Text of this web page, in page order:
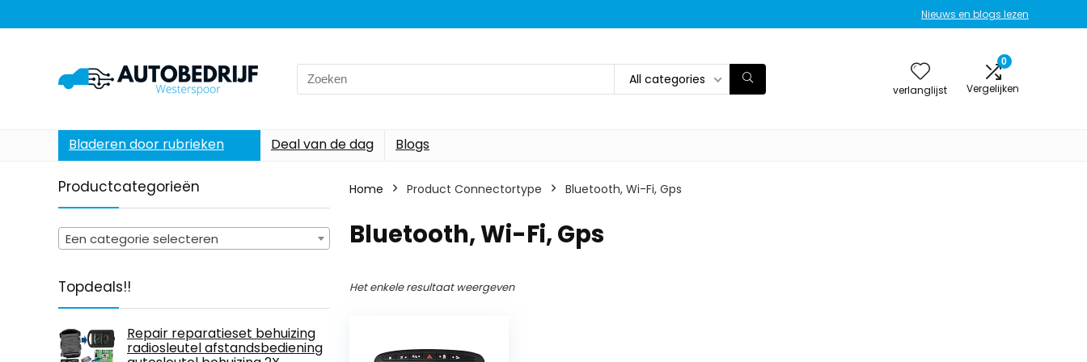
Nieuws en blogs lezen
Search
for:
All categories
verlanglijst
0
Vergelijken
Bladeren door rubrieken Deal van de dag Blogs
Productcategorieën
Een categorie selecteren
Topdeals!!
Repair reparatieset behuizing
radiosleutel afstandsbediening
Home Product Connectortype ‎Bluetooth, Wi-Fi, Gps
‎Bluetooth, Wi-Fi, Gps
Het enkele resultaat weergeven